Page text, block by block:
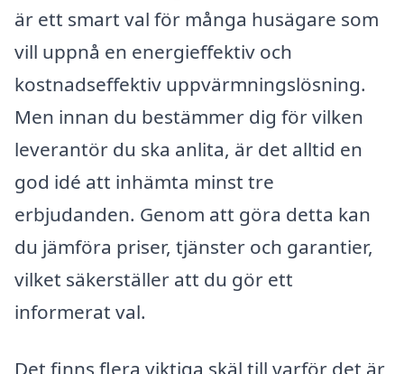
är ett smart val för många husägare som
vill uppnå en energieffektiv och
kostnadseffektiv uppvärmningslösning.
Men innan du bestämmer dig för vilken
leverantör du ska anlita, är det alltid en
god idé att inhämta minst tre
erbjudanden. Genom att göra detta kan
du jämföra priser, tjänster och garantier,
vilket säkerställer att du gör ett
informerat val.
Det finns flera viktiga skäl till varför det är